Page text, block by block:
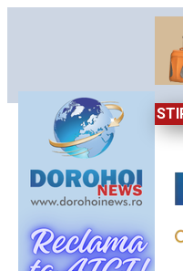
Sărbătoare!” – trei zile